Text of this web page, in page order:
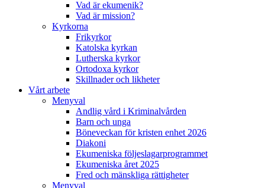
Vad är ekumenik?
Vad är mission?
Kyrkorna
Frikyrkor
Katolska kyrkan
Lutherska kyrkor
Ortodoxa kyrkor
Skillnader och likheter
Vårt arbete
Menyval
Andlig vård i Kriminalvården
Barn och unga
Böneveckan för kristen enhet 2026
Diakoni
Ekumeniska följeslagarprogrammet
Ekumeniska året 2025
Fred och mänskliga rättigheter
Menyval